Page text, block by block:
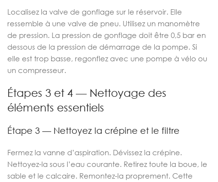
Localisez la valve de gonflage sur le réservoir. Elle
ressemble à une valve de pneu. Utilisez un manomètre
de pression. La pression de gonflage doit être 0,5 bar en
dessous de la pression de démarrage de la pompe. Si
elle est trop basse, regonflez avec une pompe à vélo ou
un compresseur.
Étapes 3 et 4 — Nettoyage des
éléments essentiels
Étape 3 — Nettoyez la crépine et le filtre
Fermez la vanne d’aspiration. Dévissez la crépine.
Nettoyez-la sous l’eau courante. Retirez toute la boue, le
sable et le calcaire. Remontez-la proprement. Cette